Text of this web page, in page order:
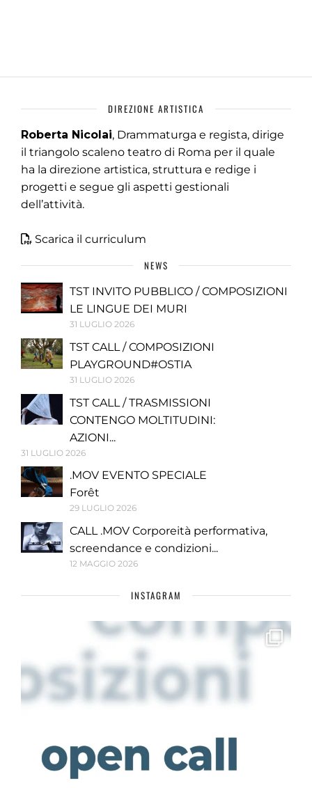
DIREZIONE ARTISTICA
Roberta Nicolai, Drammaturga e regista, dirige
il triangolo scaleno teatro di Roma per il quale
ha la direzione artistica, struttura e redige i
progetti e segue gli aspetti gestionali
dell’attività.
Scarica il curriculum
NEWS
TST INVITO PUBBLICO / COMPOSIZIONI
LE LINGUE DEI MURI
31 LUGLIO 2026
TST CALL / COMPOSIZIONI
PLAYGROUND#OSTIA
31 LUGLIO 2026
TST CALL / TRASMISSIONI
CONTENGO MOLTITUDINI:
AZIONI...
31 LUGLIO 2026
.MOV EVENTO SPECIALE
Forêt
29 LUGLIO 2026
CALL .MOV Corporeità performativa,
screendance e condizioni...
12 MAGGIO 2026
INSTAGRAM